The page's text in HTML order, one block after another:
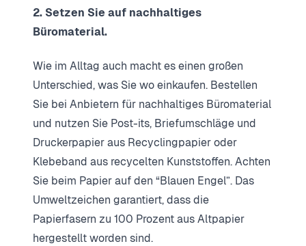
2. Setzen Sie auf nachhaltiges
Büromaterial.
Wie im Alltag auch macht es einen großen
Unterschied, was Sie wo einkaufen. Bestellen
Sie bei Anbietern für nachhaltiges Büromaterial
und nutzen Sie Post-its, Briefumschläge und
Druckerpapier aus Recyclingpapier oder
Klebeband aus recycelten Kunststoffen. Achten
Sie beim Papier auf den “Blauen Engel”. Das
Umweltzeichen garantiert, dass die
Papierfasern zu 100 Prozent aus Altpapier
hergestellt worden sind.